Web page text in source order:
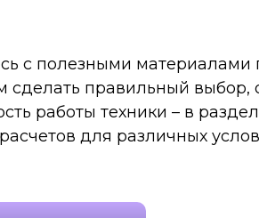
с полезными материалами
сделать правильный выбор,
работы техники – в
для различных